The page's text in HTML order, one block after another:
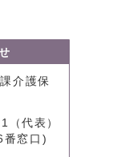
介護保
代表）
窓口)